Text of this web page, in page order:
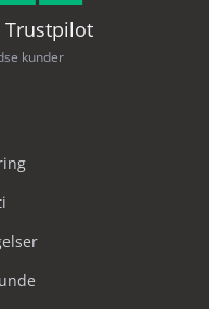
Trustpilot
kunder